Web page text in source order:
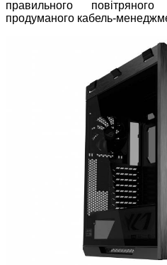
правильного
продуманого кабель-